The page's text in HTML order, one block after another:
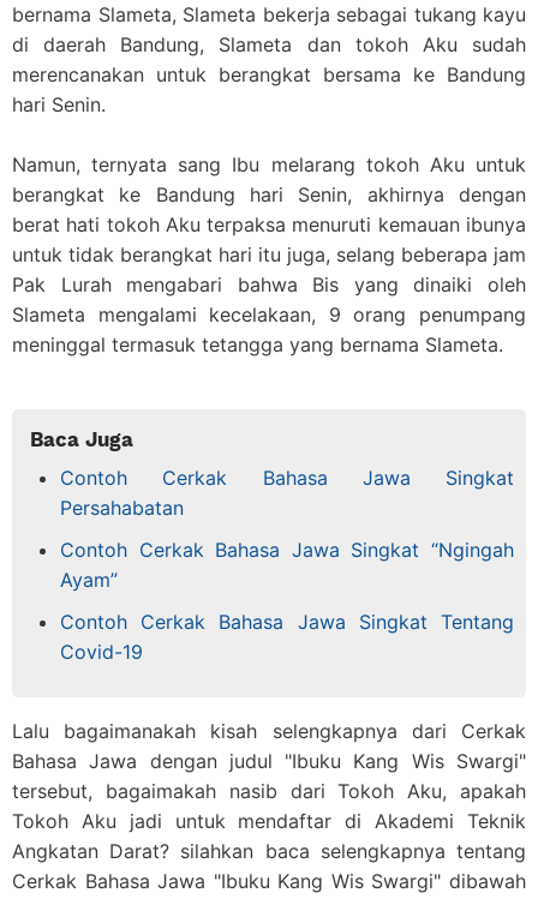
bernama Slameta, Slameta bekerja sebagai tukang kayu
di daerah Bandung, Slameta dan tokoh Aku sudah
merencanakan untuk berangkat bersama ke Bandung
hari Senin.
Namun, ternyata sang Ibu melarang tokoh Aku untuk
berangkat ke Bandung hari Senin, akhirnya dengan
berat hati tokoh Aku terpaksa menuruti kemauan ibunya
untuk tidak berangkat hari itu juga, selang beberapa jam
Pak Lurah mengabari bahwa Bis yang dinaiki oleh
Slameta mengalami kecelakaan, 9 orang penumpang
meninggal termasuk tetangga yang bernama Slameta.
Baca Juga
Contoh Cerkak Bahasa Jawa Singkat
Persahabatan
Contoh Cerkak Bahasa Jawa Singkat “Ngingah
Ayam”
Contoh Cerkak Bahasa Jawa Singkat Tentang
Covid-19
Lalu bagaimanakah kisah selengkapnya dari Cerkak
Bahasa Jawa dengan judul "Ibuku Kang Wis Swargi"
tersebut, bagaimakah nasib dari Tokoh Aku, apakah
Tokoh Aku jadi untuk mendaftar di Akademi Teknik
Angkatan Darat? silahkan baca selengkapnya tentang
Cerkak Bahasa Jawa "Ibuku Kang Wis Swargi" dibawah